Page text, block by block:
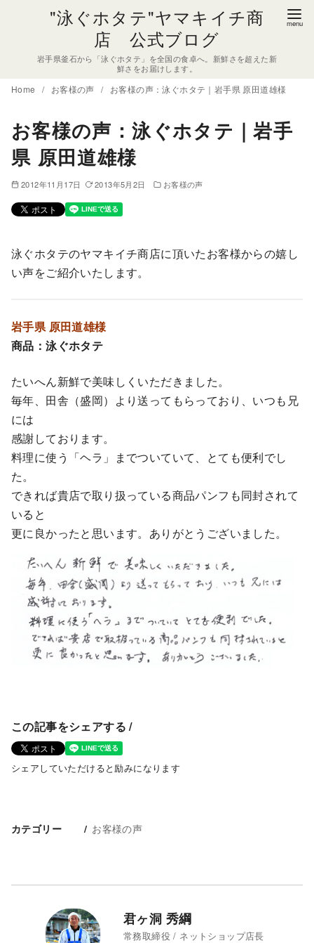
"泳ぐホタテ"ヤマキイチ商
店 公式ブログ
岩手県釜石から「泳ぐホタテ」を全国の食卓へ。新鮮さを超えた新
鮮さをお届けします。
Home お客様の声 お客様の声：泳ぐホタテ｜岩手県 原田道雄様
お客様の声：泳ぐホタテ｜岩手
県 原田道雄様
2012年11月17日 2013年5月2日 お客様の声
泳ぐホタテのヤマキイチ商店に頂いたお客様からの嬉し
い声をご紹介いたします。
岩手県 原田道雄様
商品：泳ぐホタテ
たいへん新鮮で美味しくいただきました。
毎年、田舎（盛岡）より送ってもらっており、いつも兄
には
感謝しております。
料理に使う「ヘラ」までついていて、とても便利でし
た。
できれば貴店で取り扱っている商品パンフも同封されて
いると
更に良かったと思います。ありがとうございました。
この記事をシェアする /
シェアしていただけると励みになります
カテゴリー お客様の声
君ヶ洞 秀綱
常務取締役 / ネットショップ店長